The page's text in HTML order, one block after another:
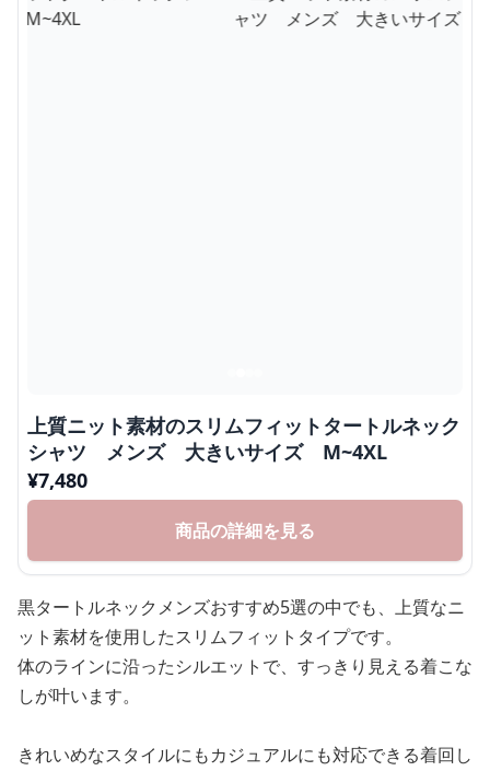
上質ニット素材のスリムフィットタートルネック
シャツ メンズ 大きいサイズ M~4XL
¥7,480
商品の詳細を見る
黒タートルネックメンズおすすめ5選の中でも、上質なニ
ット素材を使用したスリムフィットタイプです。
体のラインに沿ったシルエットで、すっきり見える着こな
しが叶います。
きれいめなスタイルにもカジュアルにも対応できる着回し